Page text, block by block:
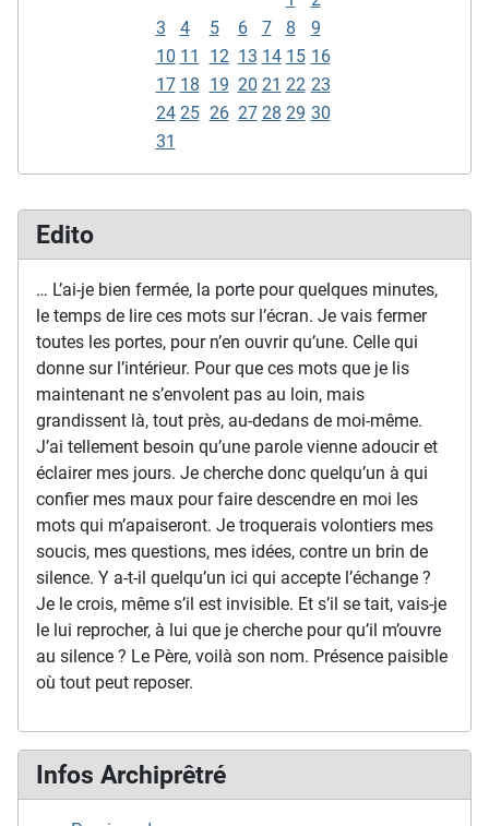
Edito
… L’ai-je bien fermée, la porte pour quelques minutes,
le temps de lire ces mots sur l’écran. Je vais fermer
toutes les portes, pour n’en ouvrir qu’une. Celle qui
donne sur l’intérieur. Pour que ces mots que je lis
maintenant ne s’envolent pas au loin, mais
grandissent là, tout près, au-dedans de moi-même.
J’ai tellement besoin qu’une parole vienne adoucir et
éclairer mes jours. Je cherche donc quelqu’un à qui
confier mes maux pour faire descendre en moi les
mots qui m’apaiseront. Je troquerais volontiers mes
soucis, mes questions, mes idées, contre un brin de
silence. Y a-t-il quelqu’un ici qui accepte l’échange ?
Je le crois, même s’il est invisible. Et s’il se tait, vais-je
le lui reprocher, à lui que je cherche pour qu’il m’ouvre
au silence ? Le Père, voilà son nom. Présence paisible
où tout peut reposer.
Infos Archiprêtré
3
4 5 6 7 8
9
10 11 12 13 14 15 16
17 18 19 20 21 22 23
24 25 26 27 28 29 30
31